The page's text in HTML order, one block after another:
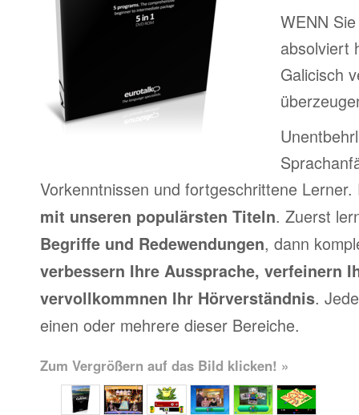
WENN
absolviert
Galicisch
Vorkenntnissen und fortgeschrittene
mit unseren populärsten Titeln. Zuerst
Begriffe und Redewendungen, dann
verbessern Ihre Aussprache, verfeinern
vervollkommnen Ihr Hörverständnis.
einen oder mehrere dieser Bereiche.
Zum Vergrößern auf das Bild klicken! »